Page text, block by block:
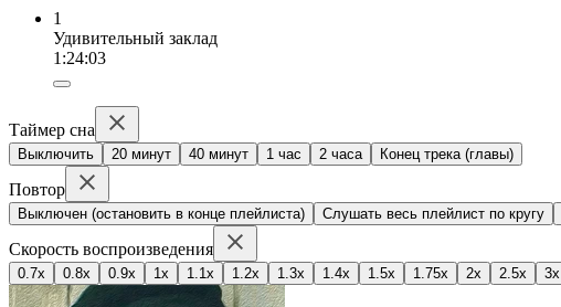
1
Удивительный заклад
1:24:03
Таймер сна
Выключить 20 минут 40 минут 1 час 2 часа Конец трека (главы)
Повтор
Выключен (остановить в конце плейлиста) Слушать весь плейлист по кругу
Скорость воспроизведения
0.7x 0.8x 0.9x 1x 1.1x 1.2x 1.3x 1.4x 1.5x 1.75x 2x 2.5x 3x